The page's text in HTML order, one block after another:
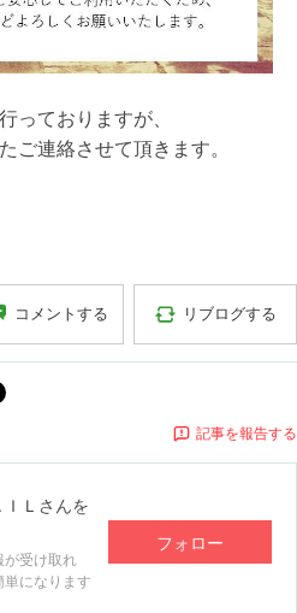
っておりますが、
ご連絡させて頂きます。
コメントする リブログする
記事を報告する
Ｌ さんを
が受け取れ
になります
フォロー